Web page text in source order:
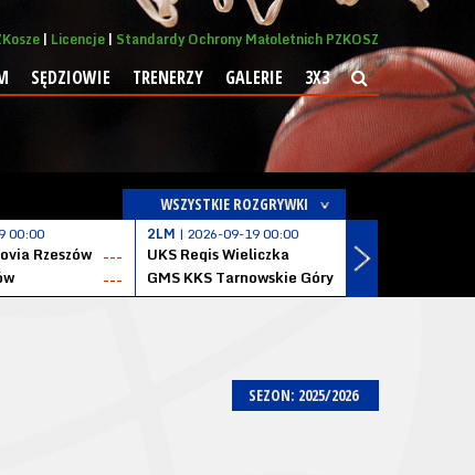
Licencje Standardy Ochrony Małoletnich PZKOSZ
SĘDZIOWIE TRENERZY GALERIE 3X3
WSZYSTKIE ROZGRYWKI
00:00
Rzeszów ---
---
2LM | 2026-09-19 00:00
UKS Regis Wieliczka
---
GMS KKS Tarnowskie Góry
SEZON: 2025/2026